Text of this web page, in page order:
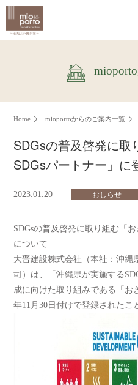
Home mioportoからのご案内一覧
SDGsの普及啓発に取
SDGsパートナー」に
2023.01.20 おしらせ
SDGsの普及啓発に取り組む「
について
大晋建設株式会社（本社：沖縄
司）は、「沖縄県が実施する
成に向けた取り組みである「お
年11月30日付けで登録されたこ